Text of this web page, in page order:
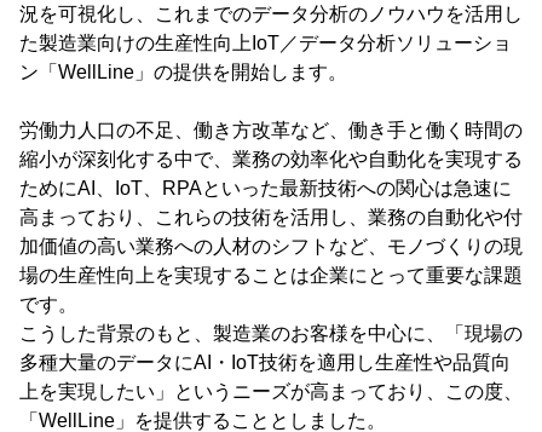
況を可視化し、これまでのデータ分析のノウハウを活用し
た製造業向けの生産性向上IoT／データ分析ソリューショ
ン「WellLine」の提供を開始します。
労働力人口の不足、働き方改革など、働き手と働く時間の
縮小が深刻化する中で、業務の効率化や自動化を実現する
ためにAI、IoT、RPAといった最新技術への関心は急速に
高まっており、これらの技術を活用し、業務の自動化や付
加価値の高い業務への人材のシフトなど、モノづくりの現
場の生産性向上を実現することは企業にとって重要な課題
です。
こうした背景のもと、製造業のお客様を中心に、「現場の
多種大量のデータにAI・IoT技術を適用し生産性や品質向
上を実現したい」というニーズが高まっており、この度、
「WellLine」を提供することとしました。